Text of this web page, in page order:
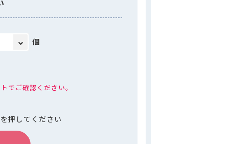
個
でご確認ください。
押してください